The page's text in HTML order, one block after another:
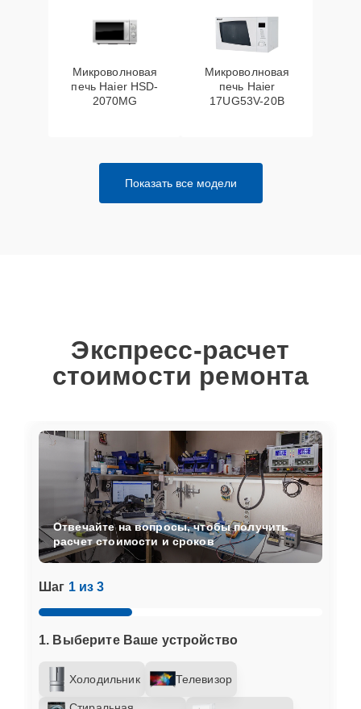
Микроволновая
печь Haier HSD-
2070MG
Микроволновая
печь Haier
17UG53V-20B
Показать все модели
Экспресс-расчет
стоимости ремонта
Шаг 1 из 3
1. Выберите Ваше устройство
Холодильник Телевизор
Отвечайте на вопросы, чтобы получить
расчет стоимости и сроков